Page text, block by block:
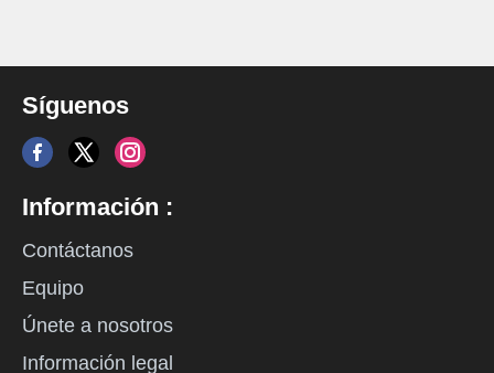
Síguenos
Información :
Contáctanos
Equipo
Únete a nosotros
Información legal